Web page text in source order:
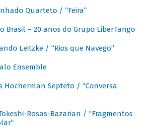
Quarteto / “Feira”
Brasil – 20 anos do Grupo LiberTango
Leitzke / “Rios que Navego”
Ensemble
Hocherman Septeto / “Conversa
Rosas-Bazarian / “Fragmentos